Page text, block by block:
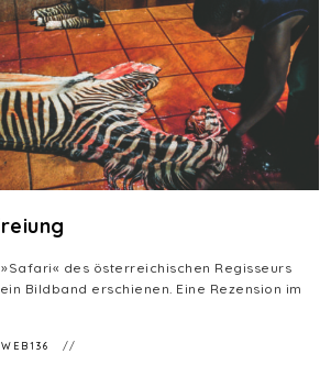
des österreichischen Regisseurs
Bildband erschienen. Eine Rezension im
WEB136